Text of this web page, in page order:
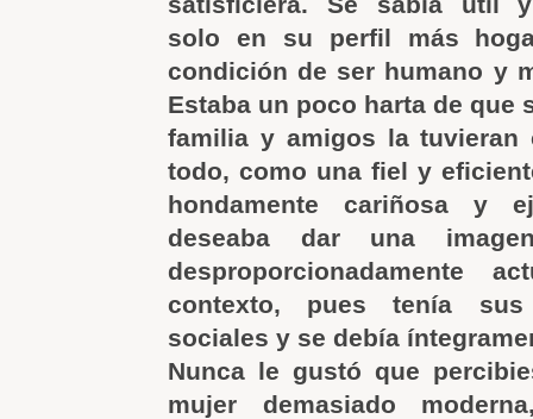
solo en su perfil más
condición de ser humano y
Estaba un poco harta de que
familia y amigos la tuvieran
todo, como una fiel y
hondamente cariñosa y
deseaba dar una
desproporcionadamente
contexto, pues tenía
sociales y se debía
Nunca le gustó que
mujer demasiado